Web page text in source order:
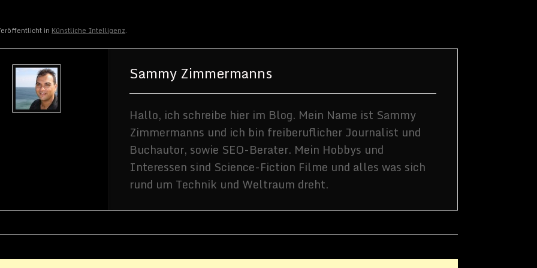
in Künstliche Intelligenz.